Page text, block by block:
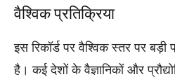
वैश्विक प्रतिक्रिया
इस रिकॉर्ड पर वैश्विक स्तर पर बड़ी
है। कई देशों के वैज्ञानिकों और